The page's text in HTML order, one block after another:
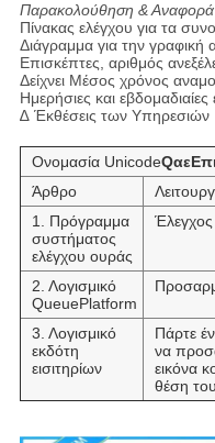
Παρακολούθηση & Αναφορά
Πίνακας ελέγχου για τα
Διάγραμμα για την γραφική
Επισκέπτες, αριθμός
Δείχνει Μέσος χρόνος
Ημερήσιες και εβδομαδιαίες
∆ Έκθέσεις των Υπηρεσιών
Ονομασία UnicodeQαε
Άρθρο
1. Πρόγραμμα
συστήματος
ελέγχου ουράς
2. Λογισμικό
QueuePlatform
3. Λογισμικό
εκδότη
εισιτηρίων
Πάρτε
να
εικόνα
θέση